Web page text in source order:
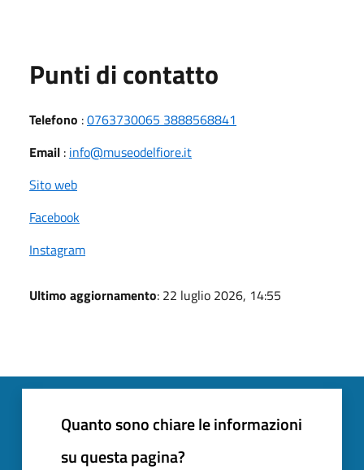
Punti di contatto
Telefono :0763730065 3888568841
Email : info@museodelfiore.it
Sito web
Facebook
Instagram
Ultimo aggiornamento: 22 luglio 2026, 14:55
Quanto sono chiare le informazioni
su questa pagina?